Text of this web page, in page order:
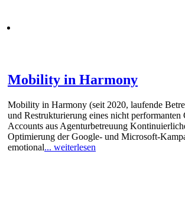
Mobility in Harmony
Mobility in Harmony (seit 2020, laufende
und Restrukturierung eines nicht performanten
Accounts aus Agenturbetreuung
Optimierung der Google- und Microsoft-
emotional... weiterlesen